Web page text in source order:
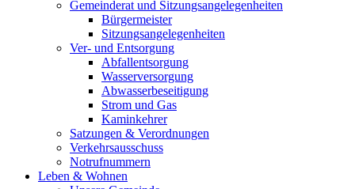
Gemeinderat und Sitzungsangelegenheiten
Bürgermeister
Sitzungsangelegenheiten
Ver- und Entsorgung
Abfallentsorgung
Wasserversorgung
Abwasserbeseitigung
Strom und Gas
Kaminkehrer
Satzungen & Verordnungen
Verkehrsausschuss
Notrufnummern
Leben & Wohnen